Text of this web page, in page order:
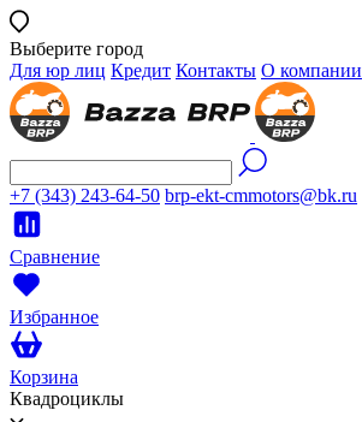
Выберите город
Для юр лиц Кредит Контакты О компании
+7 (343) 243-64-50 brp-ekt-cmmotors@bk.ru
Сравнение
Избранное
Корзина
Квадроциклы